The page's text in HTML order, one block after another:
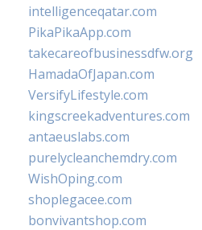
intelligenceqatar.com
PikaPikaApp.com
takecareofbusinessdfw.org
HamadaOfJapan.com
VersifyLifestyle.com
kingscreekadventures.com
antaeuslabs.com
purelycleanchemdry.com
WishOping.com
shoplegacee.com
bonvivantshop.com